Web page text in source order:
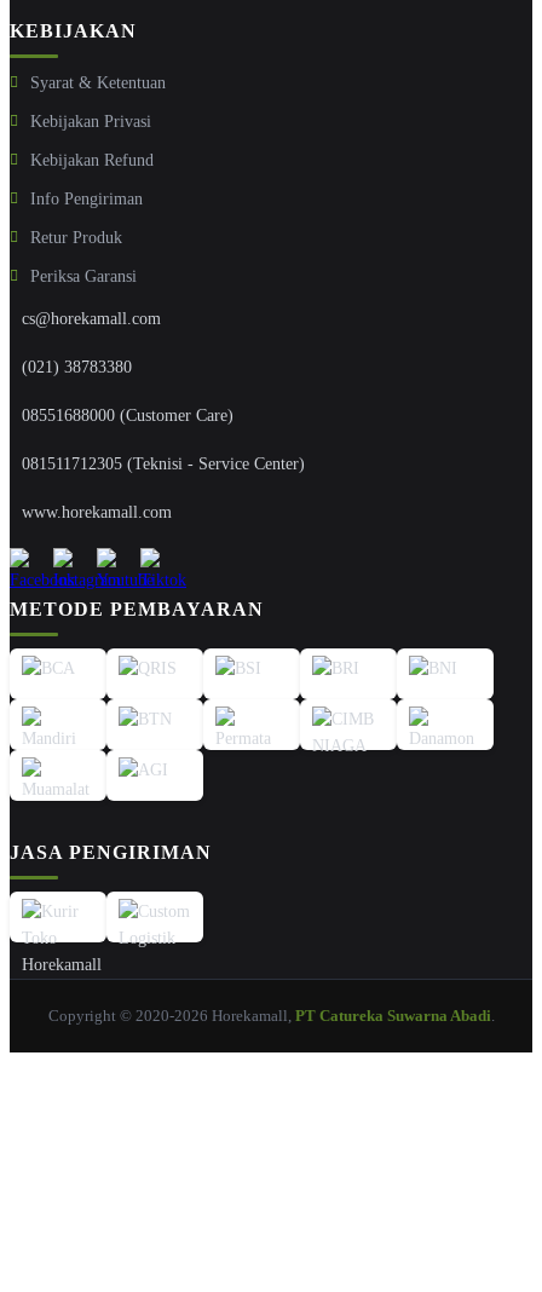
KEBIJAKAN
Syarat & Ketentuan
Kebijakan Privasi
Kebijakan Refund
Info Pengiriman
Retur Produk
Periksa Garansi
cs@horekamall.com
(021) 38783380
08551688000 (Customer Care)
081511712305 (Teknisi - Service Center)
www.horekamall.com
METODE PEMBAYARAN
JASA PENGIRIMAN
Copyright © 2020-2026 Horekamall, PT Catureka Suwarna Abadi